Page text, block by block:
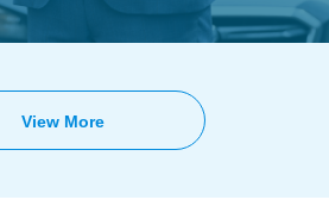
View More